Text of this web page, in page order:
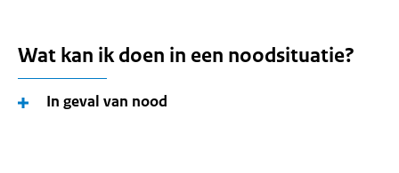
Wat kan ik doen in een noodsituatie?
In geval van nood